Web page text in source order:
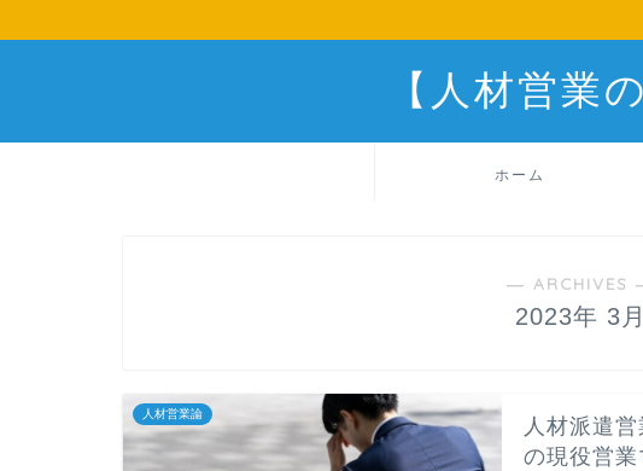
【人材営業
ホーム
― ARCHIVES
2023年 3月
人材営業論
人材派遣
の現役営